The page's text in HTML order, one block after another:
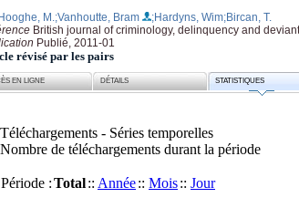
M. ;Vanhoutte, Bram ;Hardyns, Wim;Bircan, T.
British journal of criminology, delinquency and
Publié, 2011-01
révisé par les pairs
EN LIGNE DÉTAILS STATISTIQUES